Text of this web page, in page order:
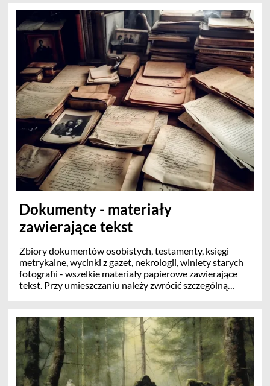
przypadku dworów, zabytkowych kościołów, miejsc
pamięci, dopuszcza się zdjęcia współczesne.
UWAGA: To nie jest galeria widoków. Nie prowadzimy
tu albumów aktualnych widoków miast, wsi czy
regionów podobnych do galerii Google. Akceptujemy
zdjęcia współczesne ogólne tylko w drodze wyjątku,
jako pojedyncze przykłady i ilustracje artykułów, zdjęcia
miejsc związanych z konkretnymi osobami (muszą być
odpowiednio opisane i połączone z artykułami
historycznymi).
ZAKAZ: Całkowity zakaz wstawiania zdjęć ogólnych,
współczesnych budynków, ulic, skwerów, pól, gór,
zwierząt itp. W szczególności zdjęć wielokrotnie
wykonanych z podobnego miejsca. Takie zdjęcia będą
Dokumenty - materiały
zawierające tekst
Zbiory dokumentów osobistych, testamenty, księgi
metrykalne, wycinki z gazet, nekrologii, winiety starych
fotografii - wszelkie materiały papierowe zawierające
tekst. Przy umieszczaniu należy zwrócić szczególną
Biblioteki (Forum)